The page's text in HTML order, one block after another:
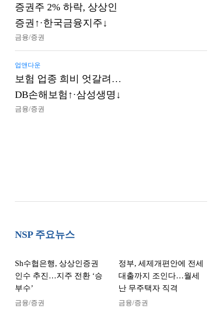
증권주 2% 하락, 상상인
증권↑·한국금융지주↓
금융/증권
업앤다운
보험 업종 희비 엇갈려…
DB손해보험↑·삼성생명↓
금융/증권
NSP 주요뉴스
Sh수협은행, 상상인증권
인수 추진…지주 전환 ‘승
부수’
금융/증권
정부, 세제개편안에 전세
대출까지 조인다…월세
난 무주택자 직격
금융/증권